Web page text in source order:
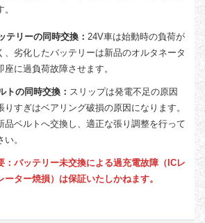
テリーの同時交換： 24V車は始動時の負荷が
、劣化したバッテリーは新品のオルタネータ
座に過負荷故障させます。
トの同時交換： スリップは発電不足の原因
りすぎはベアリング破損の原因になります。
品ベルトへ交換し、適正な張り調整を行って
い。
：バッテリー未交換による過充電故障（ICレ
ーター焼損）は保証いたしかねます。